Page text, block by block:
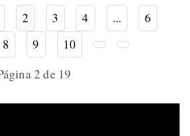
2 3 4 ...
6
8 9
10
2 de 19